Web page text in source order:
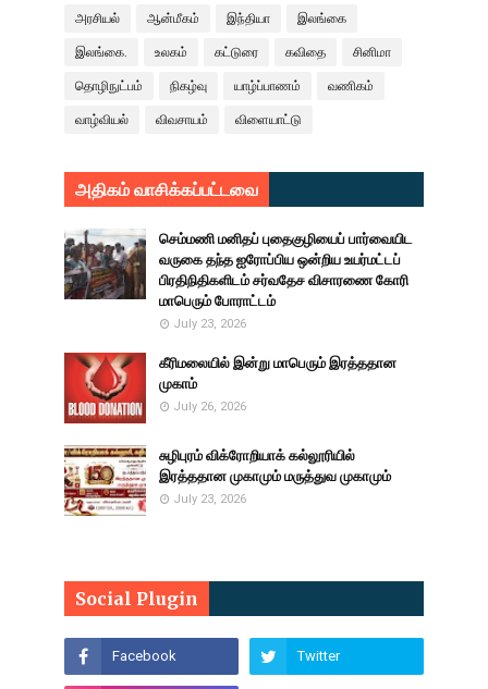
அரசியல் ஆன்மீகம் இந்தியா இலங்கை
இலங்கை. உலகம் கட்டுரை கவிதை சினிமா
தொழிநுட்பம் நிகழ்வு யாழ்ப்பாணம் வணிகம்
வாழ்வியல் விவசாயம் விளையாட்டு
அதிகம் வாசிக்கப்பட்டவை
செம்மணி மனிதப் புதைகுழியைப் பார்வையிட
வருகை தந்த ஐரோப்பிய ஒன்றிய உயர்மட்டப்
பிரதிநிதிகளிடம் சர்வதேச விசாரணை கோரி
மாபெரும் போராட்டம்
July 23, 2026
கீரிமலையில் இன்று மாபெரும் இரத்ததான
முகாம்
July 26, 2026
சுழிபுரம் விக்ரோறியாக் கல்லூரியில்
இரத்ததான முகாமும் மருத்துவ முகாமும்
July 23, 2026
Social Plugin